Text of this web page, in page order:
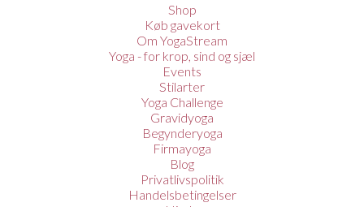
Shop
Køb gavekort
Om YogaStream
Yoga - for krop, sind og sjæl
Events
Stilarter
Yoga Challenge
Gravidyoga
Begynderyoga
Firmayoga
Blog
Privatlivspolitik
Handelsbetingelser